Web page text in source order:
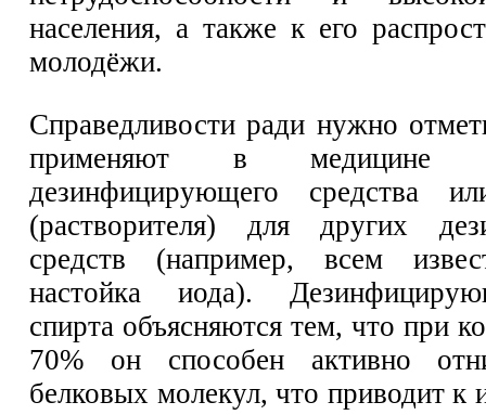
населения, а также к его
молодёжи.
Справедливости ради нужно
применяют в медицине
дезинфицирующего средства
(растворителя) для других
средств (например, всем
настойка иода).
спирта объясняются тем, что при
70% он способен активно
белковых молекул, что приводит к